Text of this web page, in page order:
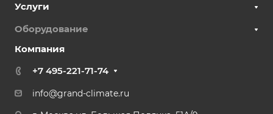
Услуги
Оборудование
Компания
+7 495-221-71-74
info@grand-climate.ru